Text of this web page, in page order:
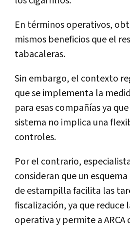
En términos operativos,
mismos beneficios que el
tabacaleras.
Sin embargo, el contexto
que se implementa la
para esas compañías ya
sistema no implica una
controles.
Por el contrario,
consideran que un
de estampilla facilita las
fiscalización, ya que reduce
operativa y permite a